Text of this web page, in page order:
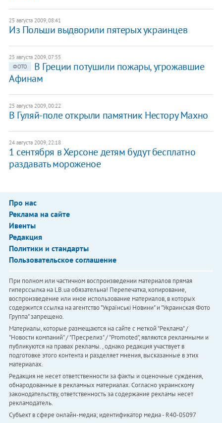
25 августа 2009, 08:41
Из Польши выдворили пятерых украинцев
25 августа 2009, 07:55
ФОТО
В Греции потушили пожары, угрожавшие
Афинам
25 августа 2009, 00:22
В Гуляй-поле открыли памятник Нестору Махно
24 августа 2009, 22:18
1 сентября в Херсоне детям будут бесплатно
раздавать мороженое
Про нас
Реклама на сайте
Ивенты
Редакция
Политики и стандарты
Пользовательское соглашение
При полном или частичном воспроизведении материалов прямая
гиперссылка на LB.ua обязательна! Перепечатка, копирование,
воспроизведение или иное использование материалов, в которых
содержится ссылка на агентство "Українськi Новини" и "Украинская Фото
Группа" запрещено.
Материалы, которые размещаются на сайте с меткой "Реклама" /
"Новости компаний" / "Пресрелиз" / "Promoted", являются рекламными и
публикуются на правах рекламы. , однако редакция участвует в
подготовке этого контента и разделяет мнения, высказанные в этих
материалах.
Редакция не несет ответственности за факты и оценочные суждения,
обнародованные в рекламных материалах. Согласно украинскому
законодательству, ответственность за содержание рекламы несет
рекламодатель.
Субъект в сфере онлайн-медиа; идентификатор медиа - R40-05097